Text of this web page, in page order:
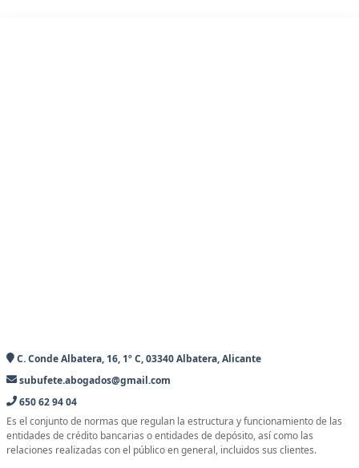
C. Conde Albatera, 16, 1º C, 03340 Albatera, Alicante
subufete.abogados@gmail.com
650 62 94 04
Es el conjunto de normas que regulan la estructura y funcionamiento de las
entidades de crédito bancarias o entidades de depósito, así como las
relaciones realizadas con el público en general, incluidos sus clientes.